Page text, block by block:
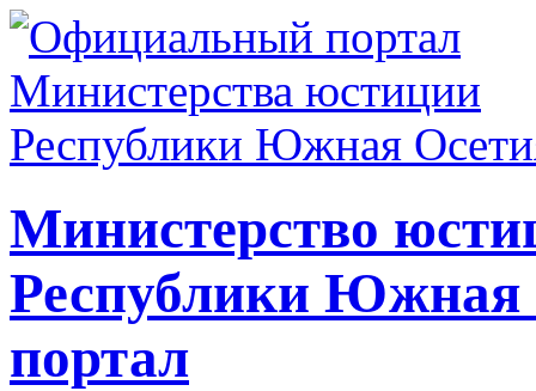
Министерство
Республики
портал